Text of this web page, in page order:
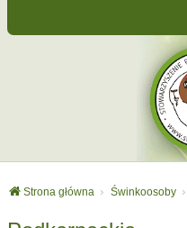
Strona główna Świnkoosoby